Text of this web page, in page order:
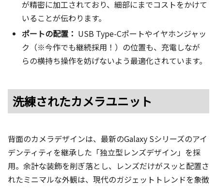
が精密に加工されており、細部にまでコストをかけて
いることが伝わります。
ポートの配置： USB Type-Cポートやイヤホンジャッ
ク（※今作でも継続採用！）の位置も、充電しなが
らの横持ち操作を妨げないよう最適化されています。
洗練されたカメラユニット
背面のカメラデザインは、最新のGalaxy Sシリーズのアイ
デンティティを継承した「独立型レンズデザイン」を採
用。余計な装飾を削ぎ落とし、レンズだけがスッと配置さ
れたミニマルな外観は、現代のガジェットトレンドを象徴